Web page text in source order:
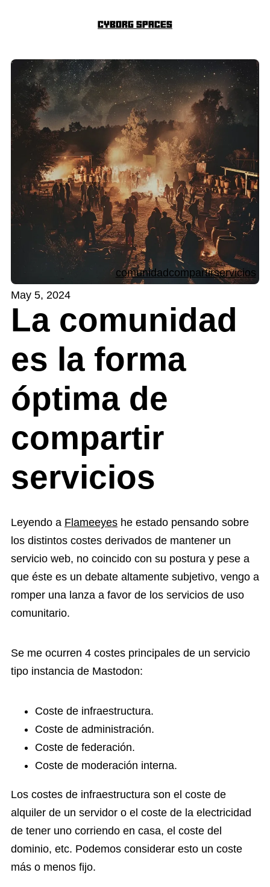
Cyborg Spaces
comunidad compartirservicios
May 5, 2024
La comunidad
es la forma
óptima de
compartir
servicios
Leyendo a Flameeyes he estado pensando sobre
los distintos costes derivados de mantener un
servicio web, no coincido con su postura y pese a
que éste es un debate altamente subjetivo, vengo a
romper una lanza a favor de los servicios de uso
comunitario.
Se me ocurren 4 costes principales de un servicio
tipo instancia de Mastodon:
Coste de infraestructura.
Coste de administración.
Coste de federación.
Coste de moderación interna.
Los costes de infraestructura son el coste de
alquiler de un servidor o el coste de la electricidad
de tener uno corriendo en casa, el coste del
dominio, etc. Podemos considerar esto un coste
más o menos fijo.